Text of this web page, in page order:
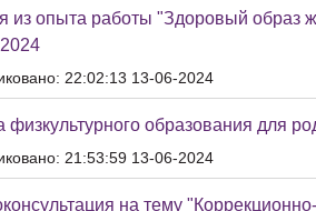
из опыта работы "Здоровый образ
22:02:13 13-06-2024
физкультурного образования для
21:53:59 13-06-2024
на тему